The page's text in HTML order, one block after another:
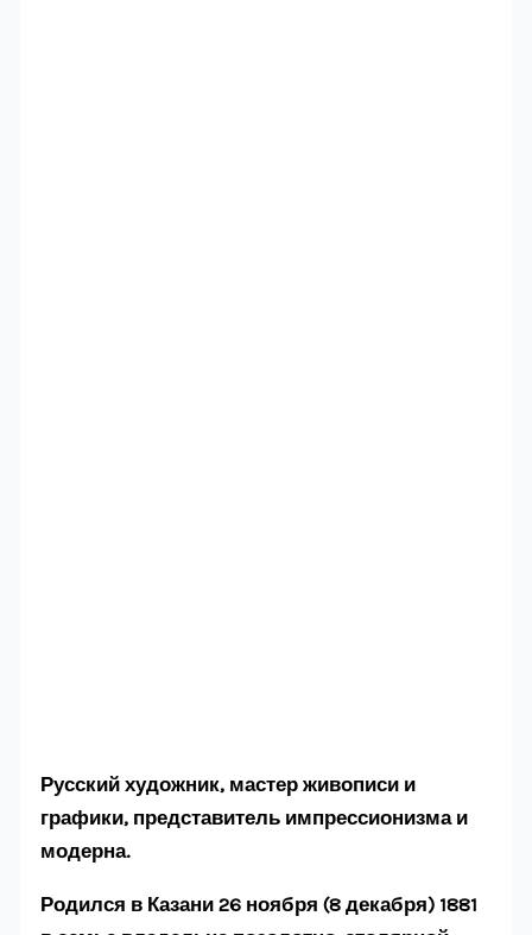
Русский художник, мастер живописи и
графики, представитель импрессионизма и
модерна.
Родился в Казани 26 ноября (8 декабря) 1881